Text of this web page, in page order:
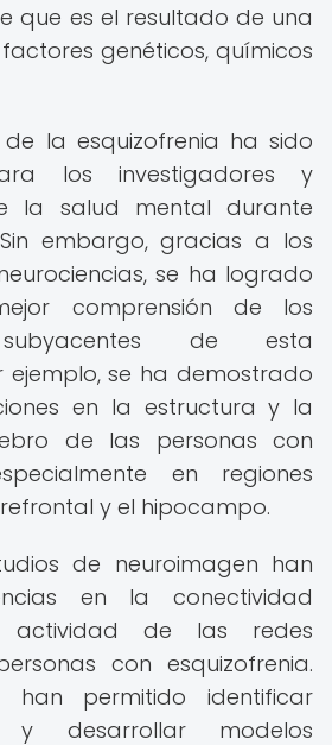
que es el resultado de una
genéticos, químicos
la esquizofrenia ha sido
los investigadores y
la salud mental durante
embargo, gracias a los
se ha logrado
comprensión de los
subyacentes de esta
ejemplo, se ha demostrado
en la estructura y la
de las personas con
en regiones
y el hipocampo.
de neuroimagen han
en la conectividad
de las redes
con esquizofrenia.
han permitido identificar
y desarrollar modelos